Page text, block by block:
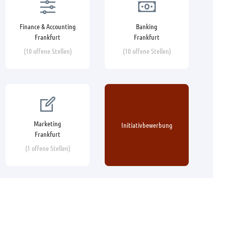
Finance & Accounting
Frankfurt
(10 offene Stellen)
Banking
Frankfurt
(10 offene Stellen)
Marketing
Frankfurt
(1 offene Stellen)
Initiativbewerbung